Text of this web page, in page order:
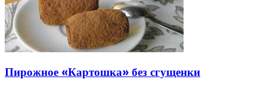
Пирожное «Картошка» без сгущенки